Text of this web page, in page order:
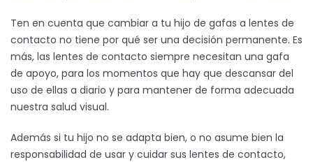
Ten en cuenta que cambiar a tu hijo de gafas a lentes de
contacto no tiene por qué ser una decisión permanente. Es
más, las lentes de contacto siempre necesitan una gafa
de apoyo, para los momentos que hay que descansar del
uso de ellas a diario y para mantener de forma adecuada
nuestra salud visual.
Además si tu hijo no se adapta bien, o no asume bien la
responsabilidad de usar y cuidar sus lentes de contacto,